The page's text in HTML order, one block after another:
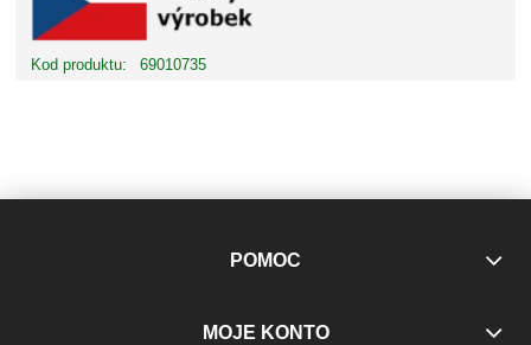
Kod produktu: 69010735
POMOC
MOJE KONTO